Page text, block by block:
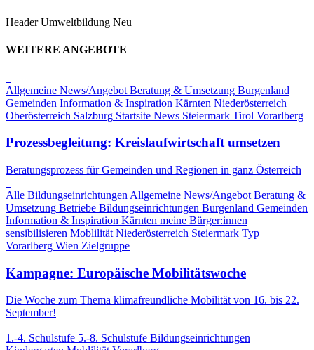
Header Umweltbildung Neu
WEITERE ANGEBOTE
Allgemeine News/Angebot Beratung & Umsetzung Burgenland
Gemeinden Information & Inspiration Kärnten Niederösterreich
Oberösterreich Salzburg Startsite News Steiermark Tirol Vorarlberg
Prozessbegleitung: Kreislaufwirtschaft umsetzen
Beratungsprozess für Gemeinden und Regionen in ganz Österreich
Alle Bildungseinrichtungen Allgemeine News/Angebot Beratung &
Umsetzung Betriebe Bildungseinrichtungen Burgenland Gemeinden
Information & Inspiration Kärnten meine Bürger:innen
sensibilisieren Moblilität Niederösterreich Steiermark Typ
Vorarlberg Wien Zielgruppe
Kampagne: Europäische Mobilitätswoche
Die Woche zum Thema klimafreundliche Mobilität von 16. bis 22.
September!
1.-4. Schulstufe 5.-8. Schulstufe Bildungseinrichtungen